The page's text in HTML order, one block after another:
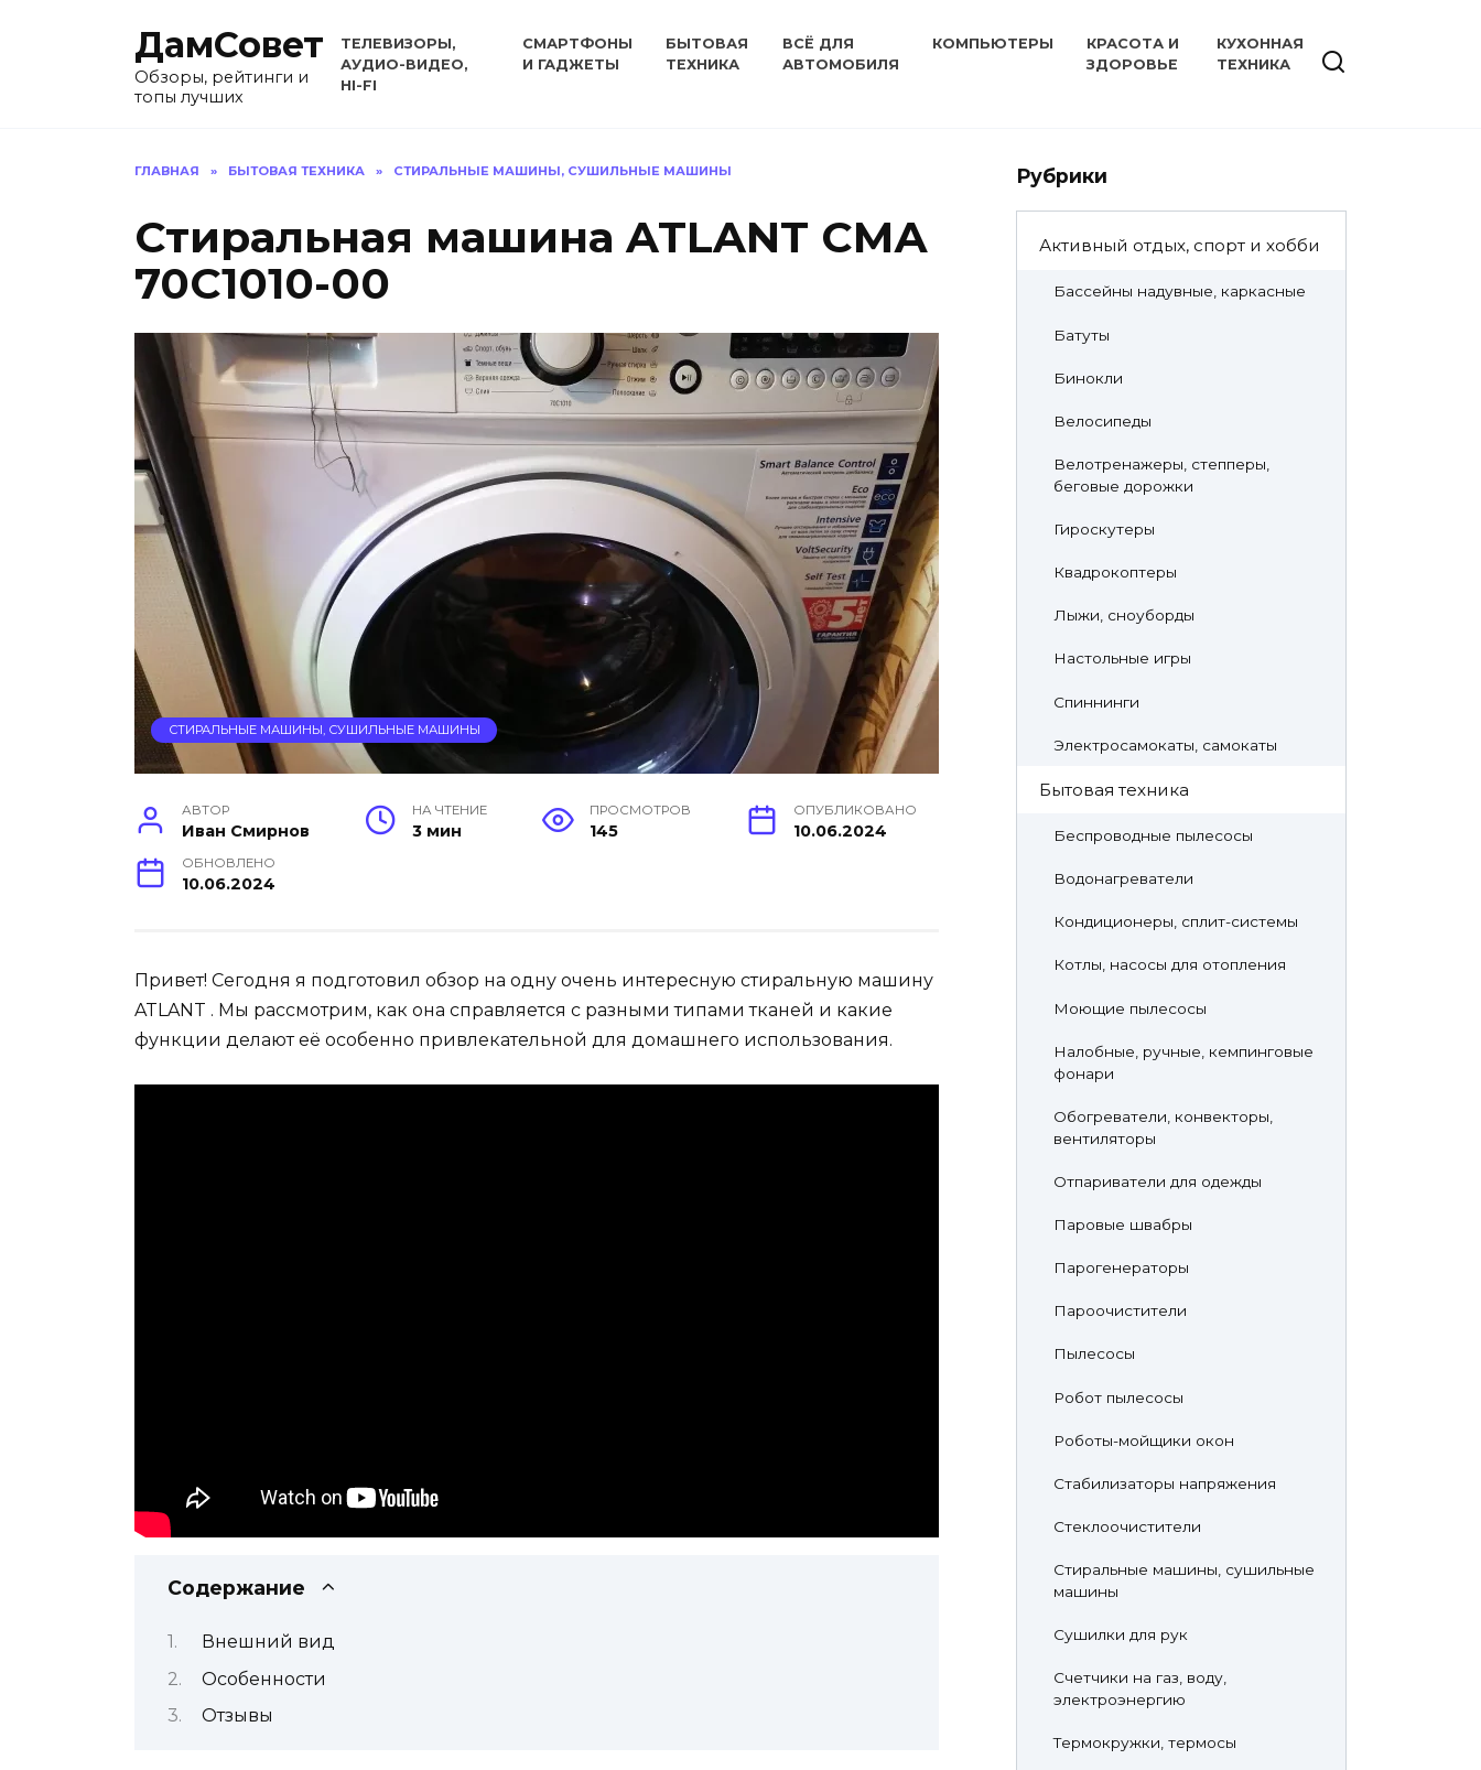
ДамСовет
Обзоры, рейтинги и
топы лучших
ТЕЛЕВИЗОРЫ,
АУДИО-ВИДЕО,
HI-FI
СМАРТФОНЫ
И ГАДЖЕТЫ
БЫТОВАЯ
ТЕХНИКА
ВСЁ ДЛЯ
АВТОМОБИЛЯ
КОМПЬЮТЕРЫ
КРАСОТА И
ЗДОРОВЬЕ
КУХОННАЯ
ТЕХНИКА
ГЛАВНАЯ » БЫТОВАЯ ТЕХНИКА » СТИРАЛЬНЫЕ МАШИНЫ, СУШИЛЬНЫЕ МАШИНЫ
Стиральная машина ATLANT СМА
70С1010-00
СТИРАЛЬНЫЕ МАШИНЫ, СУШИЛЬНЫЕ МАШИНЫ
АВТОР
Иван Смирнов
НА ЧТЕНИЕ
3 мин
ПРОСМОТРОВ
145
ОПУБЛИКОВАНО
10.06.2024
ОБНОВЛЕНО
10.06.2024
Привет! Сегодня я подготовил обзор на одну очень интересную стиральную машину
ATLANT . Мы рассмотрим, как она справляется с разными типами тканей и какие
функции делают её особенно привлекательной для домашнего использования.
Содержание
Внешний вид
Особенности
Отзывы
Рубрики
Активный отдых, спорт и хобби
Бассейны надувные, каркасные
Батуты
Бинокли
Велосипеды
Велотренажеры, степперы,
беговые дорожки
Гироскутеры
Квадрокоптеры
Лыжи, сноуборды
Настольные игры
Спиннинги
Электросамокаты, самокаты
Бытовая техника
Беспроводные пылесосы
Водонагреватели
Кондиционеры, сплит-системы
Котлы, насосы для отопления
Моющие пылесосы
Налобные, ручные, кемпинговые
фонари
Обогреватели, конвекторы,
вентиляторы
Отпариватели для одежды
Паровые швабры
Парогенераторы
Пароочистители
Пылесосы
Робот пылесосы
Роботы-мойщики окон
Стабилизаторы напряжения
Стеклоочистители
Стиральные машины, сушильные
машины
Сушилки для рук
Счетчики на газ, воду,
электроэнергию
Термокружки, термосы